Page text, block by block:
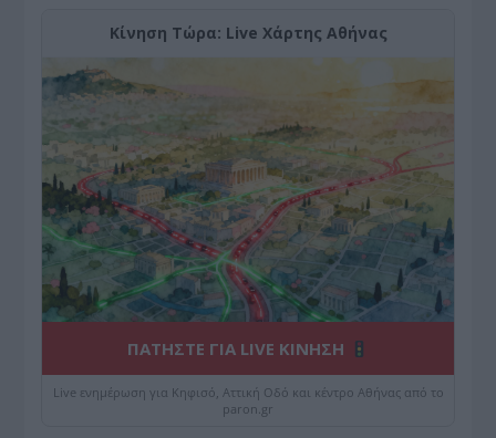
Κίνηση Τώρα: Live Χάρτης Αθήνας
ΠΑΤΗΣΤΕ ΓΙΑ LIVE ΚΙΝΗΣΗ
Live ενημέρωση για Κηφισό, Αττική Οδό και κέντρο Αθήνας από το
paron.gr